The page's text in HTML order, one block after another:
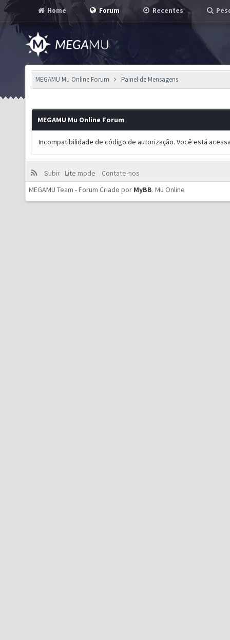
Home Forum Recentes
MEGAMU Mu Online Forum Painel de Mensagens
MEGAMU Mu Online Forum
Incompatibilidade de código de autorização. Você está
Subir Lite mode
Contate-nos
MEGAMU Team - Forum Criado por MyBB. Mu Online